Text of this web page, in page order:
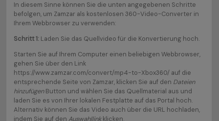
In diesem Sinne können Sie die unten angegebenen Schritte
befolgen, um Zamzar als kostenlosen 360-Video-Converter in
Ihrem Webbrowser zu verwenden:
Schritt 1: Laden Sie das Quellvideo für die Konvertierung hoch.
Starten Sie auf Ihrem Computer einen beliebigen Webbrowser,
gehen Sie über den Link
https://www.zamzar.com/convert/mp4-to-Xbox360/ auf die
entsprechende Seite von Zamzar, klicken Sie auf den Dateien
hinzufügenButton und wählen Sie das Quellmaterial aus und
laden Sie es von Ihrer lokalen Festplatte auf das Portal hoch.
Alternativ können Sie das Video auch über die URL hochladen,
indem Sie auf den Auswahllinkklicken.